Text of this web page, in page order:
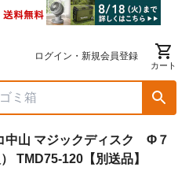
ログイン・新規会員登録
カート
中山 マジックディスク Φ７
TMD75-120【別送品】